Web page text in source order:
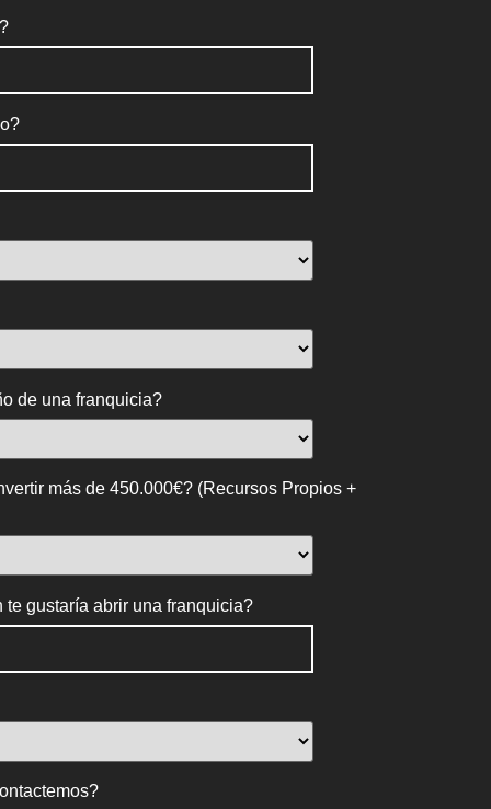
de una franquicia?
más de 450.000€? (Recursos Propios +
gustaría abrir una franquicia?